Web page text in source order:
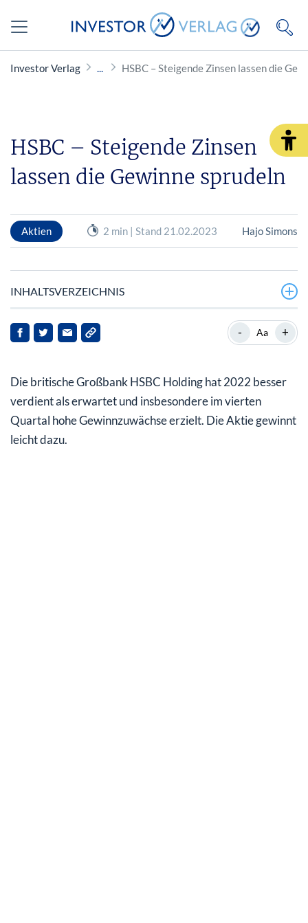
Investor Verlag HSBC – Steigende Zinsen lassen die
HSBC – Steigende Zinsen
lassen die Gewinne sprudeln
Aktien 2 min | Stand 21.02.2023 Hajo Simons
INHALTSVERZEICHNIS
Sonderbelastungen gut weggesteckt
Über 40 Prozent Kursplus seit Oktober 2022
- Aa +
Die britische Großbank HSBC Holding hat 2022 besser
verdient als erwartet und insbesondere im vierten
Quartal hohe Gewinnzuwächse erzielt. Die Aktie gewinnt
leicht dazu.